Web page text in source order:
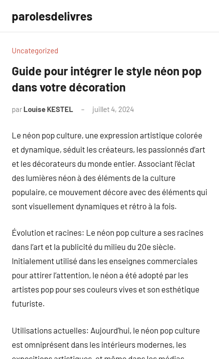
contenu
parolesdelivres
Uncategorized
Guide pour intégrer le style néon pop
dans votre décoration
par Louise KESTEL juillet 4, 2024
Le néon pop culture, une expression artistique colorée
et dynamique, séduit les créateurs, les passionnés d’art
et les décorateurs du monde entier. Associant l’éclat
des lumières néon à des éléments de la culture
populaire, ce mouvement décore avec des éléments qui
sont visuellement dynamiques et rétro à la fois.
Évolution et racines: Le néon pop culture a ses racines
dans l’art et la publicité du milieu du 20e siècle.
Initialement utilisé dans les enseignes commerciales
pour attirer l’attention, le néon a été adopté par les
artistes pop pour ses couleurs vives et son esthétique
futuriste.
Utilisations actuelles: Aujourd’hui, le néon pop culture
est omniprésent dans les intérieurs modernes, les